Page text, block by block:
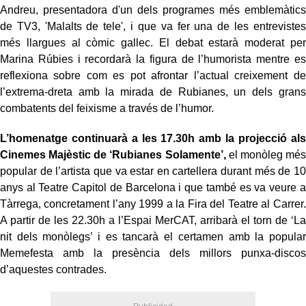
Andreu, presentadora d'un dels programes més emblemàtics
de TV3, 'Malalts de tele', i que va fer una de les entrevistes
més llargues al còmic gallec. El debat estarà moderat per
Marina Rúbies i recordarà la figura de l’humorista mentre es
reflexiona sobre com es pot afrontar l’actual creixement de
l’extrema-dreta amb la mirada de Rubianes, un dels grans
combatents del feixisme a través de l’humor.
L’homenatge continuarà a les 17.30h amb la projecció als
Cinemes Majèstic de ‘Rubianes Solamente’,el monòleg més
popular de l’artista que va estar en cartellera durant més de 10
anys al Teatre Capitol de Barcelona i que també es va veure a
Tàrrega, concretament l’any 1999 a la Fira del Teatre al Carrer.
A partir de les 22.30h a l’Espai MerCAT, arribarà el torn de ‘La
nit dels monòlegs’ i es tancarà el certamen amb la popular
Memefesta amb la presència dels millors punxa-discos
d’aquestes contrades.